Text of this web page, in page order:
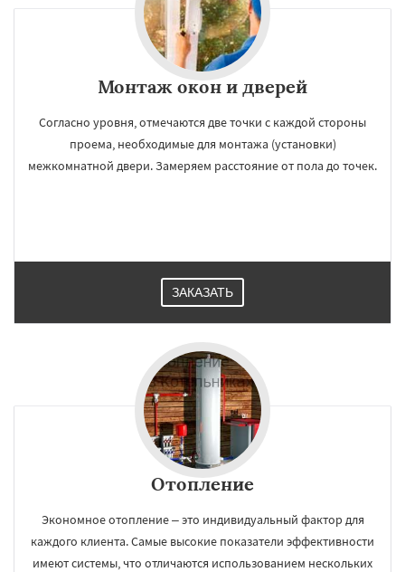
Монтаж окон и дверей
Согласно уровня, отмечаются две точки с каждой стороны
проема, необходимые для монтажа (установки)
межкомнатной двери. Замеряем расстояние от пола до точек.
ЗАКАЗАТЬ
Отопление
Экономное отопление – это индивидуальный фактор для
каждого клиента. Самые высокие показатели эффективности
имеют системы, что отличаются использованием нескольких